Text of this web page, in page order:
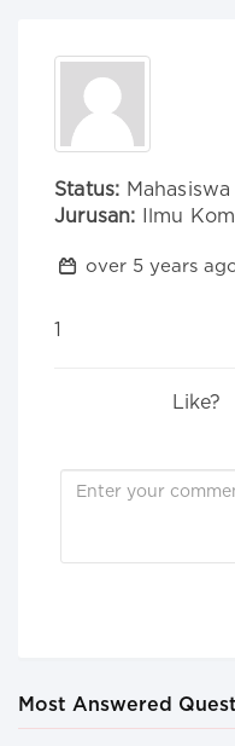
Status: Mahasiswa
Jurusan: Ilmu
over 5 years
1
Like?
Most Answered